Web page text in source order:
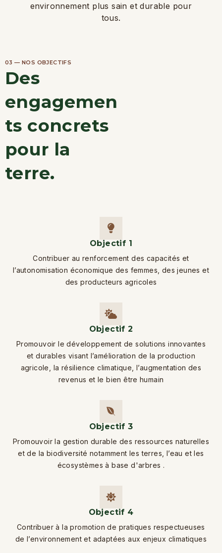
environnement plus sain et durable pour
tous.
03 — NOS OBJECTIFS
Des
engagemen
ts concrets
pour la
terre.
Objectif 1
Contribuer au renforcement des capacités et
l’autonomisation économique des femmes, des jeunes et
des producteurs agricoles
Objectif 2
Promouvoir le développement de solutions innovantes
et durables visant l’amélioration de la production
agricole, la résilience climatique, l’augmentation des
revenus et le bien être humain
Objectif 3
Promouvoir la gestion durable des ressources naturelles
et de la biodiversité notamment les terres, l’eau et les
écosystèmes à base d'arbres .
Objectif 4
Contribuer à la promotion de pratiques respectueuses
de l’environnement et adaptées aux enjeux climatiques